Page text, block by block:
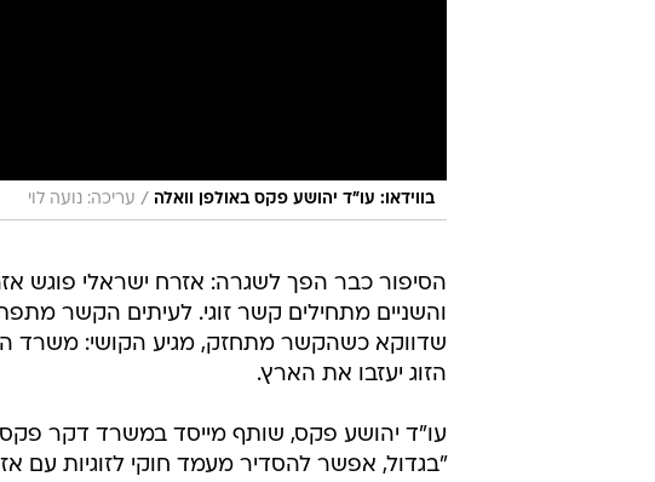
בווידאו: עו"ד יהושע פקס באולפן וואלה / עריכה: נועה לוי
הסיפור כבר הפך לשגרה: אזרח ישראלי פוגש
והשניים מתחילים קשר זוגי. לעיתים הקשר
שדווקא כשהקשר מתחזק, מגיע הקושי: משרד
הזוג יעזבו את הארץ.
עו"ד יהושע פקס, שותף מייסד במשרד דקר פקס
"בגדול, אפשר להסדיר מעמד חוקי לזוגיות עם